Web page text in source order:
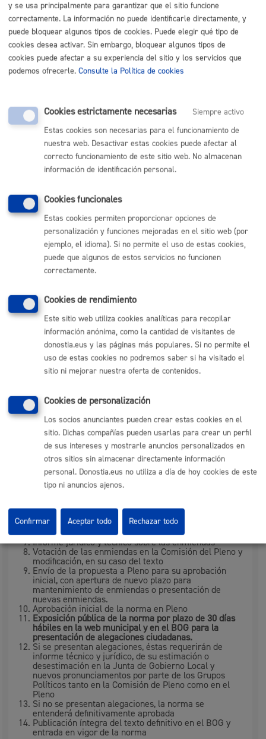
Cantidad a abonar
Gratuito
Plazo de resolución y sentido
del silencio
Plazo estimado: Variable Plazo legal:Variable
Sentido del silencio: No procede
Consulta pública previa: 15 días para aportaciones
Exposición Pública: 30 días hábiles para alegaciones
desde su publicación en el BOG
*El periodo de tiempo desde que se inicia la elaboración
de una norma hasta que se aprueba definitivamente es
de exposición pública, el plazo medio para su aprobación
puede ser de 6 meses. Se podría alargar hasta 1 año, en
caso de presentarse alegaciones ciudadanas
Pasos del procedimiento
Descripción del procedimiento de aprobación de una
norma municipal:
Consulta pública previa sobre la materia
Elaboración de la propuesta de norma por parte del
Area competente en la materia en el caso de
Proyectos normativos y por parte del Grupo Politico
Municipal correspondiente en el caso de
Proposiciones normativas.
Informe jurídico, de igualdad y económico
Aprobación de la propuesta de norma en la Junta de
Envío de la propuesta a la Comisión de Pleno para
presentación, en su caso, de enmiendas por parte de
los diferentes Grupos Políticos municipales.
Informe jurídico y técnico sobre las enmiendas
Votación de las enmiendas en la Comisión del Pleno y
modificación, en su caso del texto
Envío de la propuesta a Pleno para su aprobación
inicial, con apertura de nuevo plazo para
mantenimiento de enmiendas o presentación de
nuevas enmiendas.
Aprobación inicial de la norma en Pleno
Exposición pública de la norma por plazo de 30 días
hábiles en la web municipal y en el BOG para la
presentación de alegaciones ciudadanas.
Si se presentan alegaciones, éstas requerirán de
informe técnico y jurídico, de su estimación o
desestimación en la Junta de Gobierno Local y
nuevos pronunciamentos por parte de los Grupos
Políticos tanto en la Comisión de Pleno como en el
Pleno
Si no se presentan alegaciones, la norma se
entenderá definitivamente aprobada
Publicación íntegra del texto definitivo en el BOG y
entrada en vigor de la norma
y se usa principalmente para garantizar que el sitio funcione
correctamente. La información no puede identificarle directamente, y
puede bloquear algunos tipos de cookies. Puede elegir qué tipo de
cookies desea activar. Sin embargo, bloquear algunos tipos de
cookies puede afectar a su experiencia del sitio y los servicios que
podemos ofrecerle. Consulte la Política de cookies
Cookies estrictamente necesarias
Siempre activo
Estas cookies son necesarias para el funcionamiento de
nuestra web. Desactivar estas cookies puede afectar al
correcto funcionamiento de este sitio web. No almacenan
información de identificación personal.
Cookies funcionales
Estas cookies permiten proporcionar opciones de
personalización y funciones mejoradas en el sitio web (por
ejemplo, el idioma). Si no permite el uso de estas cookies,
puede que algunos de estos servicios no funcionen
correctamente.
Cookies de rendimiento
Este sitio web utiliza cookies analíticas para recopilar
información anónima, como la cantidad de visitantes de
donostia.eus y las páginas más populares. Si no permite el
uso de estas cookies no podremos saber si ha visitado el
sitio ni mejorar nuestra oferta de contenidos.
Cookies de personalización
Los socios anunciantes pueden crear estas cookies en el
sitio. Dichas compañías pueden usarlas para crear un perfil
de sus intereses y mostrarle anuncios personalizados en
otros sitios sin almacenar directamente información
personal. Donostia.eus no utiliza a día de hoy cookies de este
tipo ni anuncios ajenos.
Rechazar todo
Confirmar Aceptar todo